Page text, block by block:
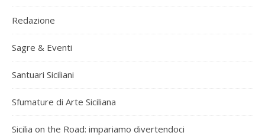
Redazione
Sagre & Eventi
Santuari Siciliani
Sfumature di Arte Siciliana
Sicilia on the Road: impariamo divertendoci